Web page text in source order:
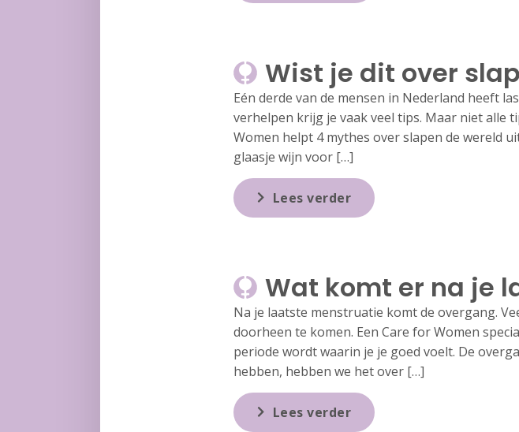
Wist je dit over
Eén derde van de mensen in Nederland heeft
verhelpen krijg je vaak veel tips. Maar niet alle
Women helpt 4 mythes over slapen de wereld
glaasje wijn voor […]
Lees verder
Wat komt er na je
Na je laatste menstruatie komt de overgang.
doorheen te komen. Een Care for Women
periode wordt waarin je je goed voelt. De
hebben, hebben we het over […]
Lees verder